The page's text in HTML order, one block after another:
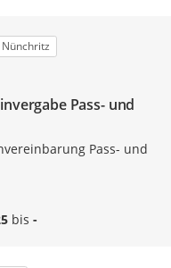
Pass- und
Pass- und
bis -